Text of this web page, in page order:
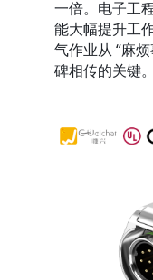
一倍。电子工
能大幅提升工
气作业从 “麻
碑相传的关键。